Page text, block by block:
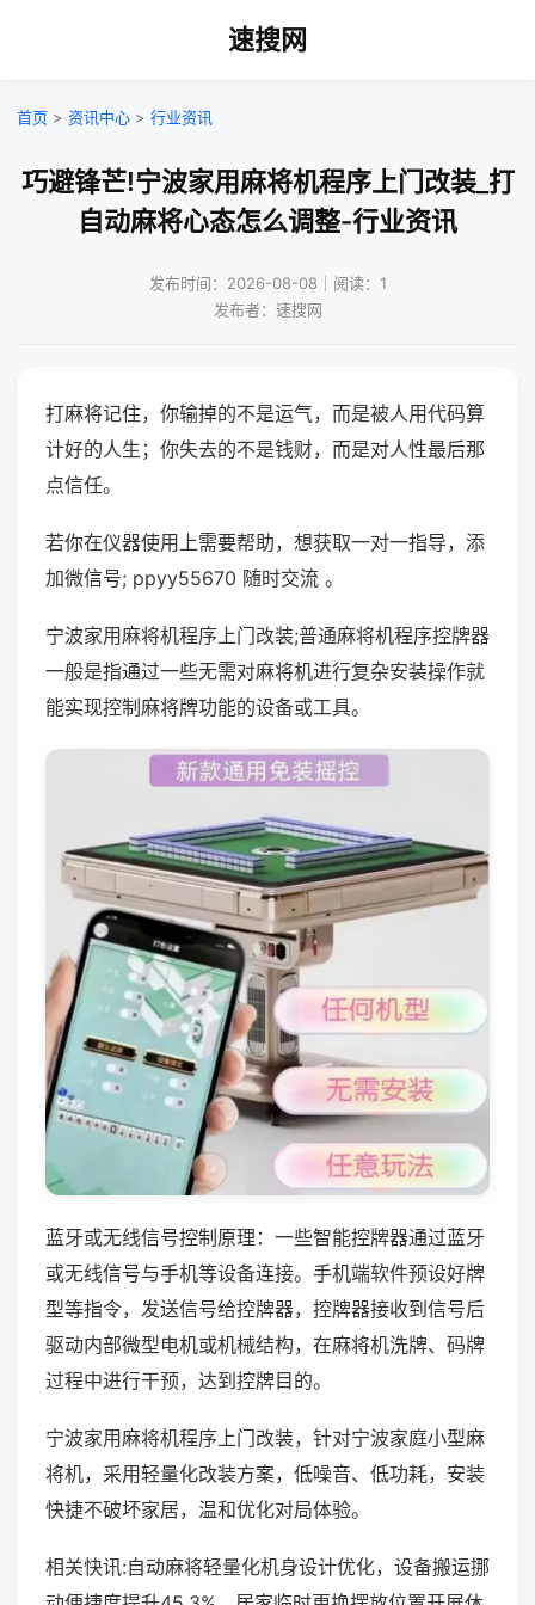
速搜网
首页 > 资讯中心 > 行业资讯
巧避锋芒!宁波家用麻将机程序上门改装_打
自动麻将心态怎么调整-行业资讯
发布时间：2026-08-08｜阅读：1
发布者：速搜网
打麻将记住，你输掉的不是运气，而是被人用代码算
计好的人生；你失去的不是钱财，而是对人性最后那
点信任。
若你在仪器使用上需要帮助，想获取一对一指导，添
加微信号; ppyy55670 随时交流 。
宁波家用麻将机程序上门改装;普通麻将机程序控牌器
一般是指通过一些无需对麻将机进行复杂安装操作就
能实现控制麻将牌功能的设备或工具。
蓝牙或无线信号控制原理：一些智能控牌器通过蓝牙
或无线信号与手机等设备连接。手机端软件预设好牌
型等指令，发送信号给控牌器，控牌器接收到信号后
驱动内部微型电机或机械结构，在麻将机洗牌、码牌
过程中进行干预，达到控牌目的。
宁波家用麻将机程序上门改装，针对宁波家庭小型麻
将机，采用轻量化改装方案，低噪音、低功耗，安装
快捷不破坏家居，温和优化对局体验。
相关快讯:自动麻将轻量化机身设计优化，设备搬运挪